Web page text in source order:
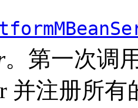
。第一次调
并注册所